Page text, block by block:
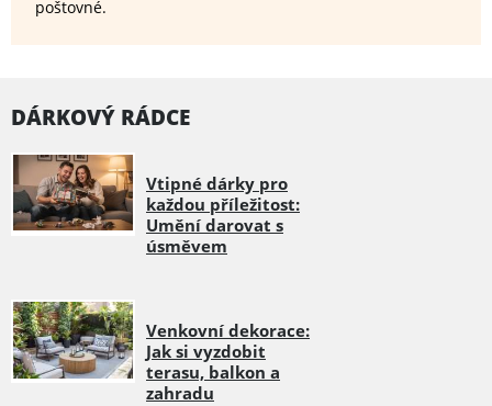
poštovné.
DÁRKOVÝ RÁDCE
Vtipné dárky pro
každou příležitost:
Umění darovat s
úsměvem
Venkovní dekorace:
Jak si vyzdobit
terasu, balkon a
zahradu